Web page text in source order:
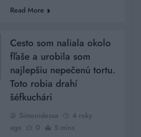
Read More
Cesto som naliala okolo
fľaše a urobila som
najlepšiu nepečenú tortu.
Toto robia drahí
šéfkuchári
Simonidessa
4 roky
ago
0 5 mins